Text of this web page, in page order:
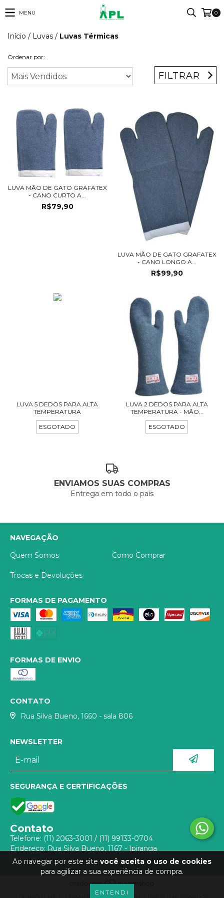
Ao navegar por este site você aceita o uso de cookies
para agilizar a sua experiência de compra.
ENTENDI
MENU 0
Início / Luvas / Luvas Térmicas
Ordenar por:
FILTRAR
LUVA MÃO DE GATO GRAFATEX
- CANO CURTO A...
R$79,90
LUVA MÃO DE GATO GRAFATEX
- CANO LONGO A...
R$99,90
LUVA 5 DEDOS PARA ALTA
TEMPERATURA
ESGOTADO
LUVA 2 DEDOS PARA ALTA
TEMPERATURA - MÃO...
ESGOTADO
ENVIAMOS SUAS COMPRAS
Entrega em todo o país
NAVEGAÇÃO
Quem Somos
Como Comprar
Trocas e Devoluções
FORMAS DE PAGAMENTO
FORMAS DE ENVIO
CONTATO
Rua Silva Bueno, 1660 - sala 806
NEWSLETTER
SEGURANÇA E CERTIFICAÇÕES
Contato
Telefone: (11) 2063-3001 / (11) 99133-0704
Endereço: Rua Silva Bueno, 1167 - Ipiranga
Fale Conosco
COPYRIGHT APL EQUIPAMENTOS - 2026. TODOS OS DIREITOS RESERVADOS.